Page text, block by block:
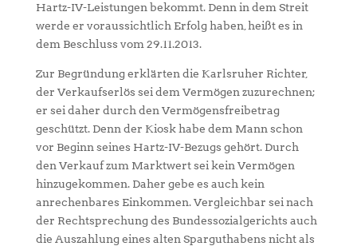
Hartz-IV-Leistungen bekommt. Denn in dem Streit
werde er voraussichtlich Erfolg haben, heißt es in
dem Beschluss vom 29.11.2013.
Zur Begründung erklärten die Karlsruher Richter,
der Verkaufserlös sei dem Vermögen zuzurechnen;
er sei daher durch den Vermögensfreibetrag
geschützt. Denn der Kiosk habe dem Mann schon
vor Beginn seines Hartz-IV-Bezugs gehört. Durch
den Verkauf zum Marktwert sei kein Vermögen
hinzugekommen. Daher gebe es auch kein
anrechenbares Einkommen. Vergleichbar sei nach
der Rechtsprechung des Bundessozialgerichts auch
die Auszahlung eines alten Sparguthabens nicht als